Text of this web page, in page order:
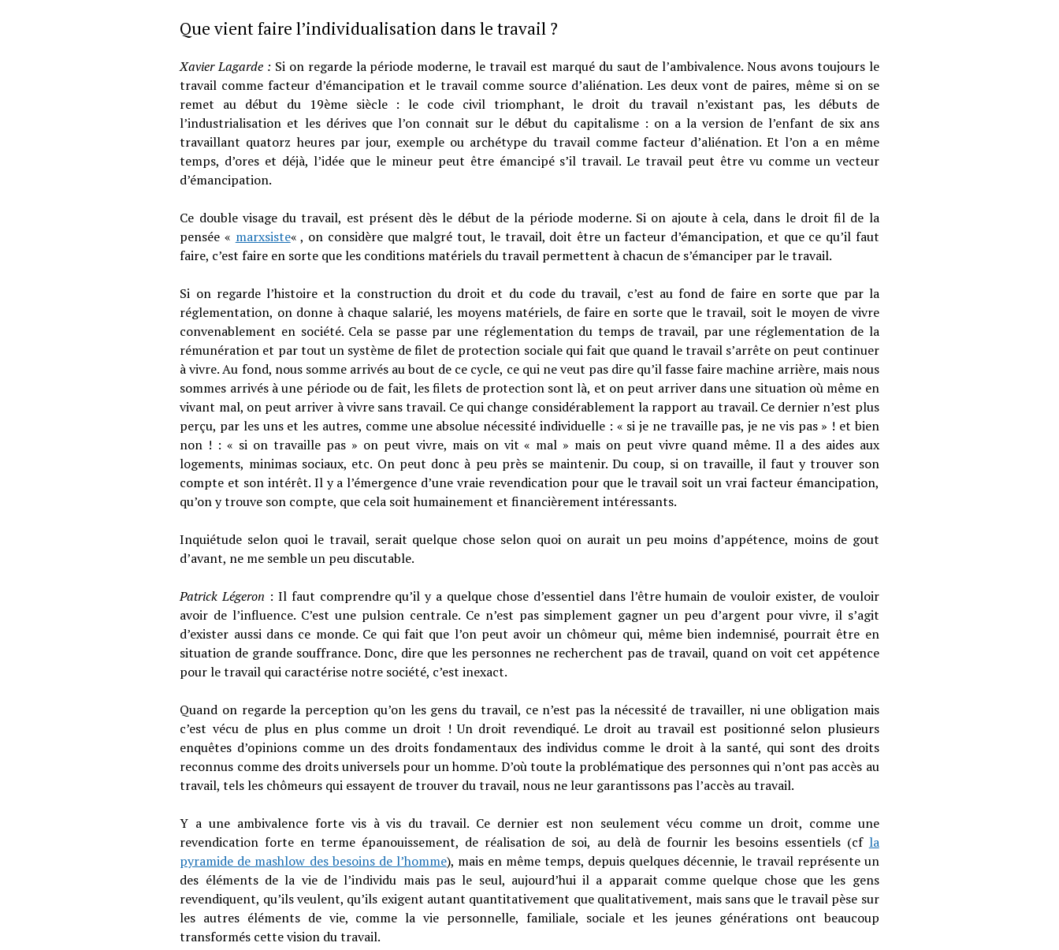
Que vient faire l’individualisation dans le travail ?
Xavier Lagarde : Si on regarde la période moderne, le travail est marqué du saut de l’ambivalence. Nous avons toujours le
travail comme facteur d’émancipation et le travail comme source d’aliénation. Les deux vont de paires, même si on se
remet au début du 19ème siècle : le code civil triomphant, le droit du travail n’existant pas, les débuts de
l’industrialisation et les dérives que l’on connait sur le début du capitalisme : on a la version de l’enfant de six ans
travaillant quatorz heures par jour, exemple ou archétype du travail comme facteur d’aliénation. Et l’on a en même
temps, d’ores et déjà, l’idée que le mineur peut être émancipé s’il travail. Le travail peut être vu comme un vecteur
d’émancipation.
Ce double visage du travail, est présent dès le début de la période moderne. Si on ajoute à cela, dans le droit fil de la
pensée « marxsiste« , on considère que malgré tout, le travail, doit être un facteur d’émancipation, et que ce qu’il faut
faire, c’est faire en sorte que les conditions matériels du travail permettent à chacun de s’émanciper par le travail.
Si on regarde l’histoire et la construction du droit et du code du travail, c’est au fond de faire en sorte que par la
réglementation, on donne à chaque salarié, les moyens matériels, de faire en sorte que le travail, soit le moyen de vivre
convenablement en société. Cela se passe par une réglementation du temps de travail, par une réglementation de la
rémunération et par tout un système de filet de protection sociale qui fait que quand le travail s’arrête on peut continuer
à vivre. Au fond, nous somme arrivés au bout de ce cycle, ce qui ne veut pas dire qu’il fasse faire machine arrière, mais nous
sommes arrivés à une période ou de fait, les filets de protection sont là, et on peut arriver dans une situation où même en
vivant mal, on peut arriver à vivre sans travail. Ce qui change considérablement la rapport au travail. Ce dernier n’est plus
perçu, par les uns et les autres, comme une absolue nécessité individuelle : « si je ne travaille pas, je ne vis pas » ! et bien
non ! : « si on travaille pas » on peut vivre, mais on vit « mal » mais on peut vivre quand même. Il a des aides aux
logements, minimas sociaux, etc. On peut donc à peu près se maintenir. Du coup, si on travaille, il faut y trouver son
compte et son intérêt. Il y a l’émergence d’une vraie revendication pour que le travail soit un vrai facteur émancipation,
qu’on y trouve son compte, que cela soit humainement et financièrement intéressants.
Inquiétude selon quoi le travail, serait quelque chose selon quoi on aurait un peu moins d’appétence, moins de gout
d’avant, ne me semble un peu discutable.
Patrick Légeron : Il faut comprendre qu’il y a quelque chose d’essentiel dans l’être humain de vouloir exister, de vouloir
avoir de l’influence. C’est une pulsion centrale. Ce n’est pas simplement gagner un peu d’argent pour vivre, il s’agit
d’exister aussi dans ce monde. Ce qui fait que l’on peut avoir un chômeur qui, même bien indemnisé, pourrait être en
situation de grande souffrance. Donc, dire que les personnes ne recherchent pas de travail, quand on voit cet appétence
pour le travail qui caractérise notre société, c’est inexact.
Quand on regarde la perception qu’on les gens du travail, ce n’est pas la nécessité de travailler, ni une obligation mais
c’est vécu de plus en plus comme un droit ! Un droit revendiqué. Le droit au travail est positionné selon plusieurs
enquêtes d’opinions comme un des droits fondamentaux des individus comme le droit à la santé, qui sont des droits
reconnus comme des droits universels pour un homme. D’où toute la problématique des personnes qui n’ont pas accès au
travail, tels les chômeurs qui essayent de trouver du travail, nous ne leur garantissons pas l’accès au travail.
Y a une ambivalence forte vis à vis du travail. Ce dernier est non seulement vécu comme un droit, comme une
revendication forte en terme épanouissement, de réalisation de soi, au delà de fournir les besoins essentiels (cf la
pyramide de mashlow des besoins de l’homme), mais en même temps, depuis quelques décennie, le travail représente un
des éléments de la vie de l’individu mais pas le seul, aujourd’hui il a apparait comme quelque chose que les gens
revendiquent, qu’ils veulent, qu’ils exigent autant quantitativement que qualitativement, mais sans que le travail pèse sur
les autres éléments de vie, comme la vie personnelle, familiale, sociale et les jeunes générations ont beaucoup
transformés cette vision du travail.